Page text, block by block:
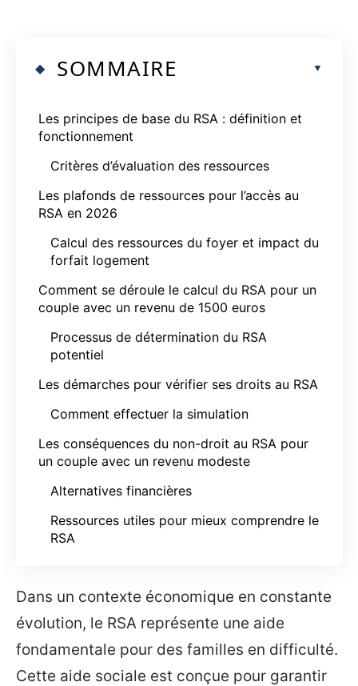
SOMMAIRE
Les principes de base du RSA : définition et
fonctionnement
Critères d’évaluation des ressources
Les plafonds de ressources pour l’accès au
RSA en 2026
Calcul des ressources du foyer et impact du
forfait logement
Comment se déroule le calcul du RSA pour un
couple avec un revenu de 1500 euros
Processus de détermination du RSA
potentiel
Les démarches pour vérifier ses droits au RSA
Comment effectuer la simulation
Les conséquences du non-droit au RSA pour
un couple avec un revenu modeste
Alternatives financières
Ressources utiles pour mieux comprendre le
RSA
Dans un contexte économique en constante
évolution, le RSA représente une aide
fondamentale pour des familles en difficulté.
Cette aide sociale est conçue pour garantir